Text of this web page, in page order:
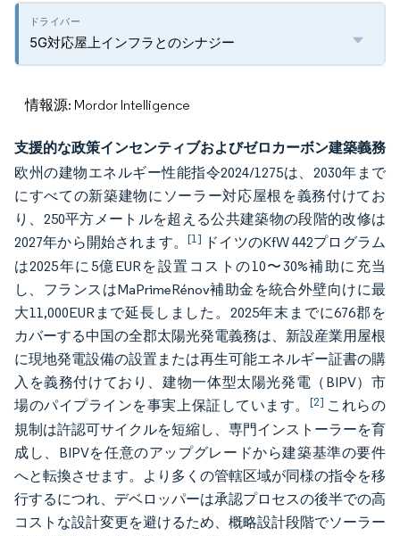
5G対応屋上インフラとのシナジー
情報源: Mordor Intelligence
支援的な政策インセンティブおよびゼロカーボン建築義務
欧州の建物エネルギー性能指令2024/1275は、2030年まで
にすべての新築建物にソーラー対応屋根を義務付けてお
り、250平方メートルを超える公共建築物の段階的改修は
2027年から開始されます。 [1] ドイツのKfW 442プログラム
は2025年に5億EURを設置コストの10〜30%補助に充当
し、フランスはMaPrimeRénov補助金を統合外壁向けに最
大11,000EURまで延長しました。2025年末までに676郡を
カバーする中国の全郡太陽光発電義務は、新設産業用屋根
に現地発電設備の設置または再生可能エネルギー証書の購
入を義務付けており、建物一体型太陽光発電（BIPV）市
場のパイプラインを事実上保証しています。 [2] これらの
規制は許認可サイクルを短縮し、専門インストーラーを育
成し、BIPVを任意のアップグレードから建築基準の要件
へと転換させます。より多くの管轄区域が同様の指令を移
行するにつれ、デベロッパーは承認プロセスの後半での高
コストな設計変更を避けるため、概略設計段階でソーラー